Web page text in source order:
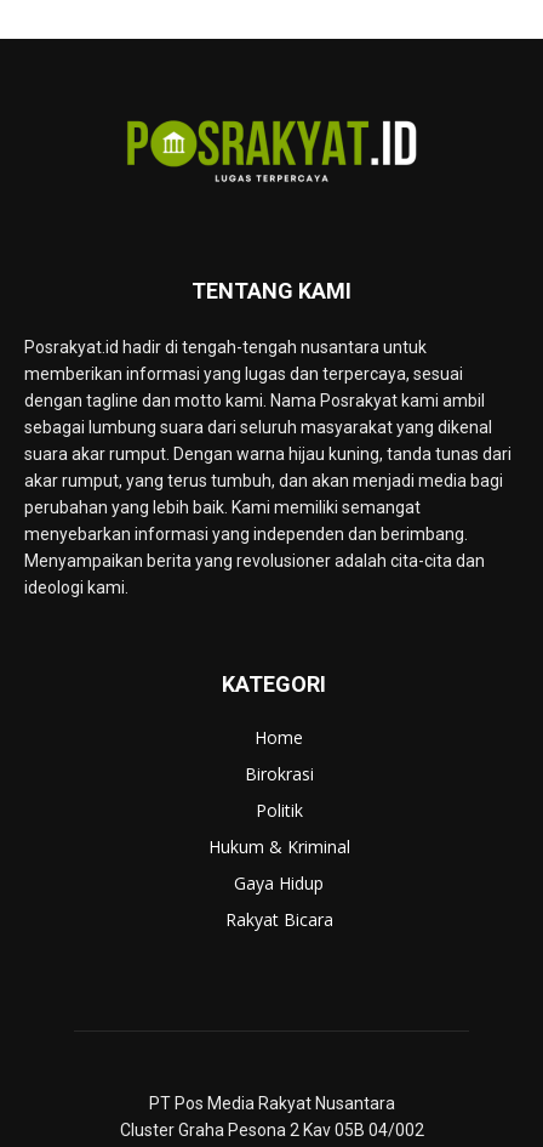
TENTANG KAMI
Posrakyat.id hadir di tengah-tengah nusantara untuk
memberikan informasi yang lugas dan terpercaya, sesuai
dengan tagline dan motto kami. Nama Posrakyat kami ambil
sebagai lumbung suara dari seluruh masyarakat yang dikenal
suara akar rumput. Dengan warna hijau kuning, tanda tunas dari
akar rumput, yang terus tumbuh, dan akan menjadi media bagi
perubahan yang lebih baik. Kami memiliki semangat
menyebarkan informasi yang independen dan berimbang.
Menyampaikan berita yang revolusioner adalah cita-cita dan
ideologi kami.
KATEGORI
Home
Birokrasi
Politik
Hukum & Kriminal
Gaya Hidup
Rakyat Bicara
PT Pos Media Rakyat Nusantara
Cluster Graha Pesona 2 Kav 05B 04/002